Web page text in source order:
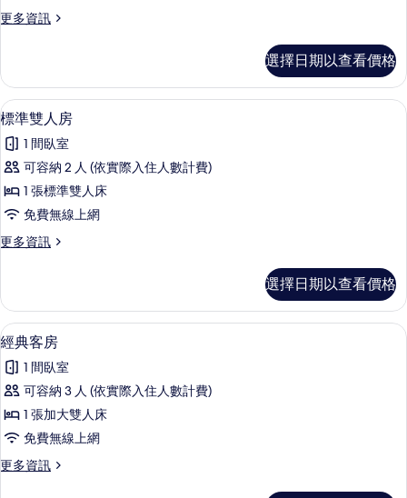
房,
間
臥
室
的
所
有
相
片
更多資訊
更
四
人
房,
間
臥
的
詳
選擇日期以查看價格
顯
示
標
準
雙
房
所
有
相
片
標準雙人房 | 高級寢具、羽絨被、書桌
8
標準雙人房
1 間臥室
可容納 2 人 (依實際入住人數計費)
1 張標準雙人床
免費無線上網
更多資訊
更
雙
人
房
詳
情
選擇日期以查看價格
顯
示
經
典
客
的
經典客房 | 高級寢具、羽絨被、書桌、
18
經典客房
1 間臥室
可容納 3 人 (依實際入住人數計費)
1 張加大雙人床
免費無線上網
更多資訊
更